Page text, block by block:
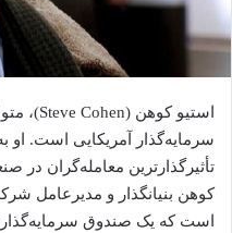
سرمایه‌گذار آمریکایی است. او
تأثیرگذارترین معامله‌گران
است که یک صندوق